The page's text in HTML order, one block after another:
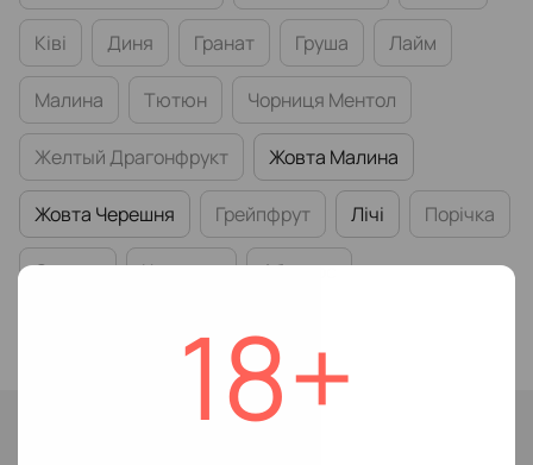
18+
Ківі Диня Гранат Груша Лайм
Малина Тютюн Чорниця Ментол
Желтый Драгонфрукт Жовта Малина
Жовта Черешня Грейпфрут Лічі Порічка
Суниця Черешня Абрикос